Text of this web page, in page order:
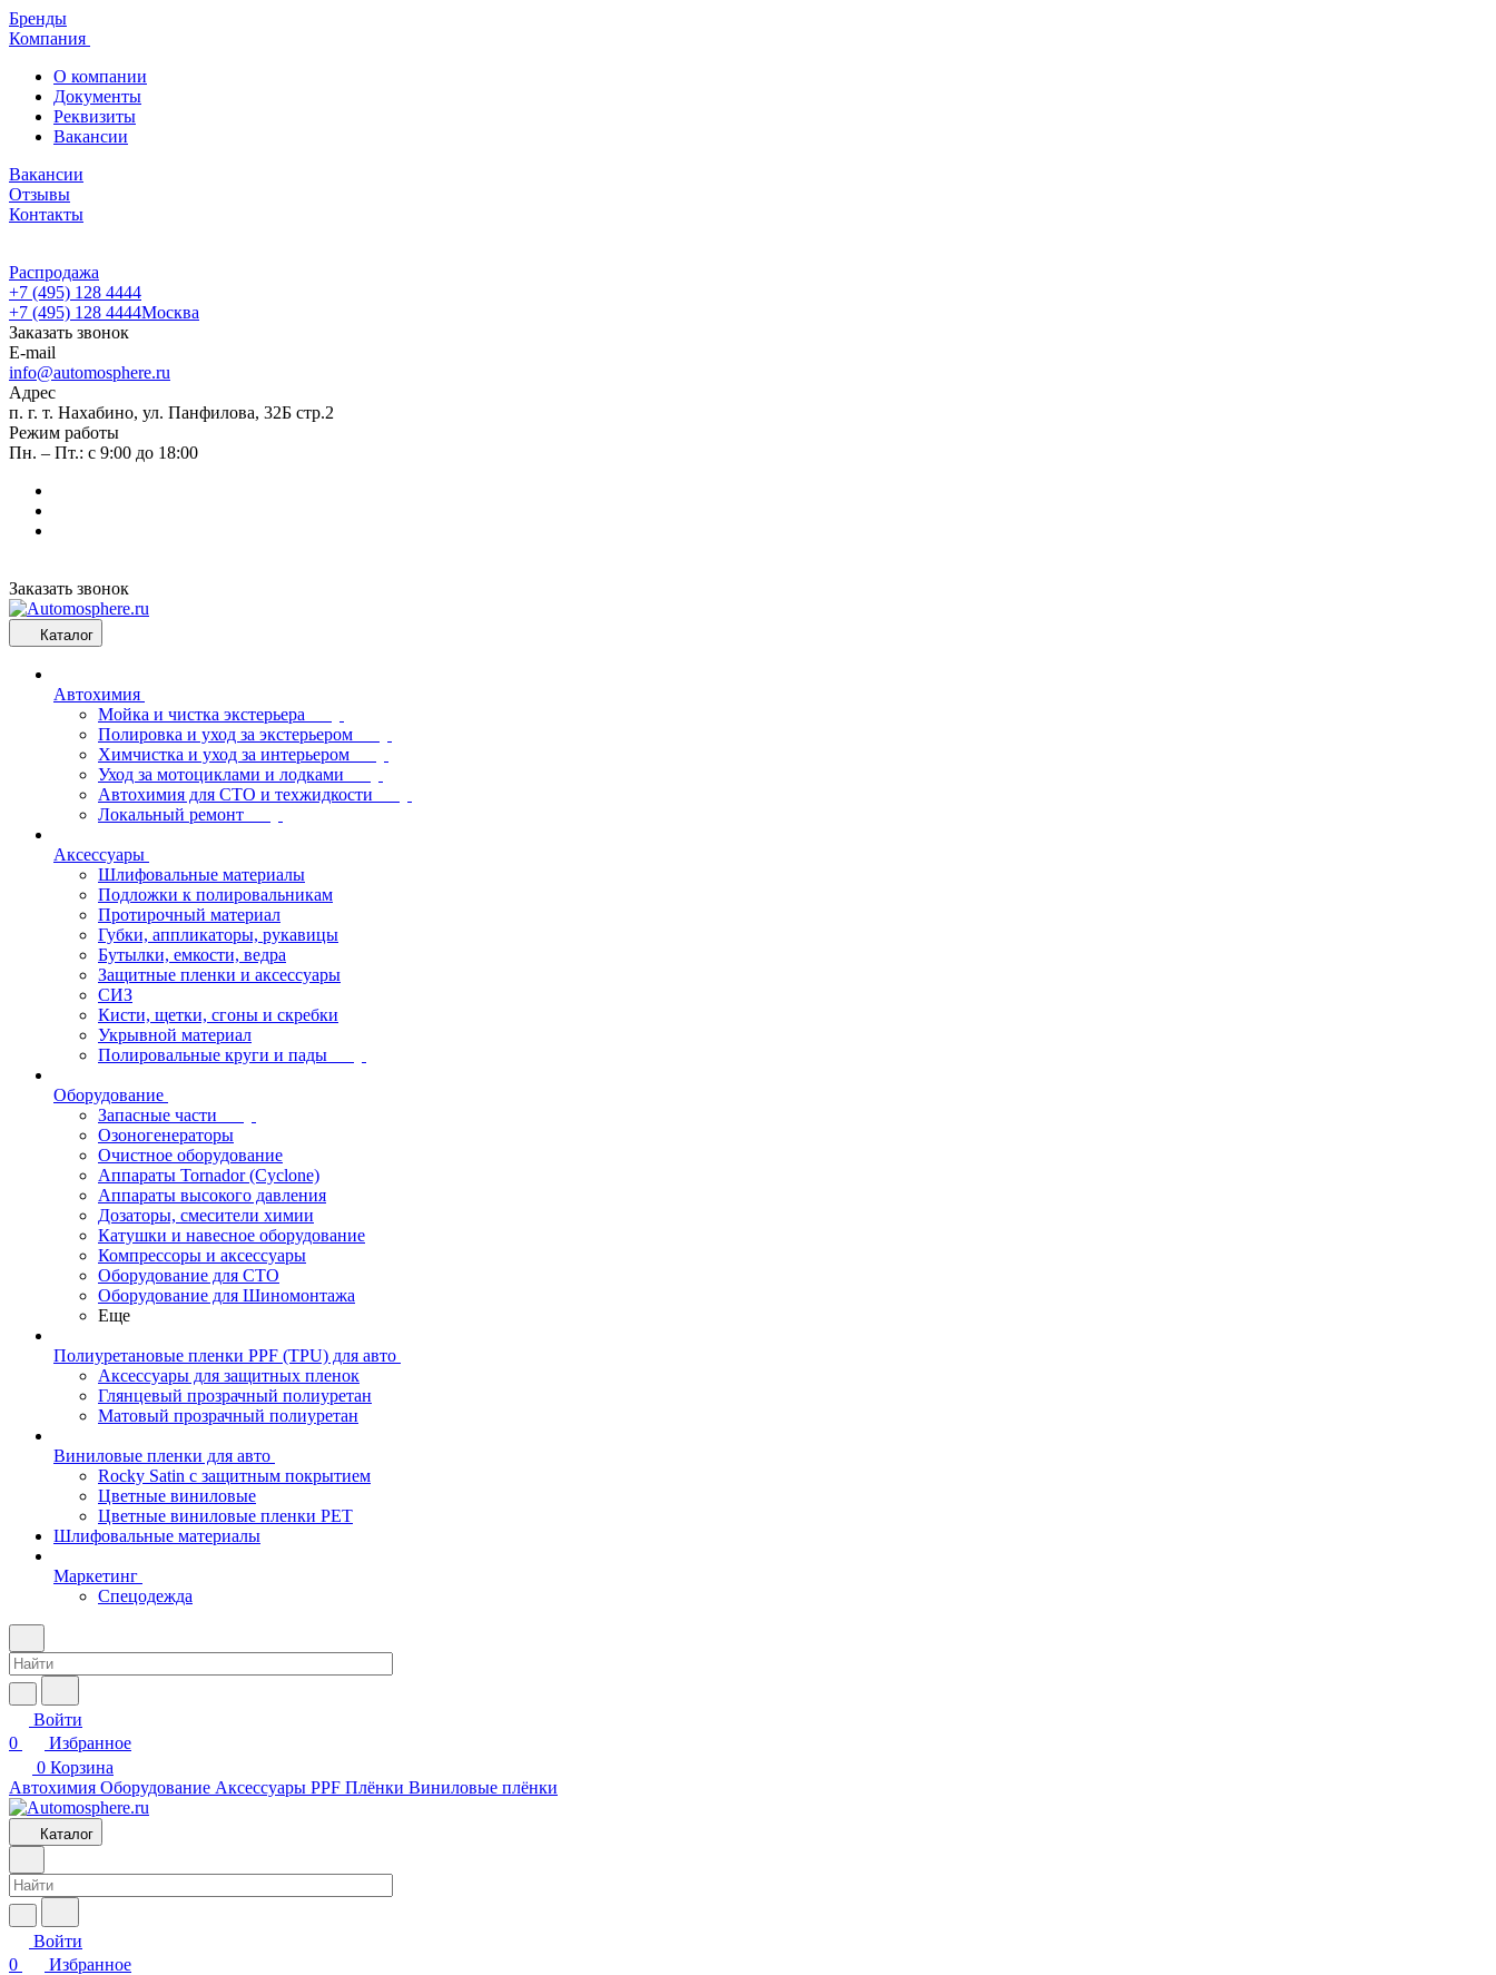
Бренды
Компания
О компании
Документы
Реквизиты
Вакансии
Вакансии
Отзывы
Контакты
Распродажа
+7 (495) 128 4444
+7 (495) 128 4444Москва
Заказать звонок
E-mail
info@automosphere.ru
Адрес
п. г. т. Нахабино, ул. Панфилова, 32Б стр.2
Режим работы
Пн. – Пт.: с 9:00 до 18:00
Заказать звонок
Каталог
Автохимия
Мойка и чистка экстерьера
Полировка и уход за экстерьером
Химчистка и уход за интерьером
Уход за мотоциклами и лодками
Автохимия для СТО и техжидкости
Локальный ремонт
Аксессуары
Шлифовальные материалы
Подложки к полировальникам
Протирочный материал
Губки, аппликаторы, рукавицы
Бутылки, емкости, ведра
Защитные пленки и аксессуары
СИЗ
Кисти, щетки, сгоны и скребки
Укрывной материал
Полировальные круги и пады
Оборудование
Запасные части
Озоногенераторы
Очистное оборудование
Аппараты Tornador (Cyclone)
Аппараты высокого давления
Дозаторы, смесители химии
Катушки и навесное оборудование
Компрессоры и аксессуары
Оборудование для СТО
Оборудование для Шиномонтажа
Еще
Полиуретановые пленки PPF (TPU) для авто
Аксессуары для защитных пленок
Глянцевый прозрачный полиуретан
Матовый прозрачный полиуретан
Виниловые пленки для авто
Rocky Satin с защитным покрытием
Цветные виниловые
Цветные виниловые пленки PET
Шлифовальные материалы
Маркетинг
Спецодежда
Войти
0
Избранное
0 Корзина
Автохимия Оборудование Аксессуары PPF Плёнки Виниловые плёнки
Каталог
Войти
0
Избранное